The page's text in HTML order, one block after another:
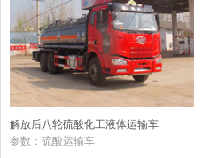
解放后八轮硫酸化工液体运输车
参数：硫酸运输车